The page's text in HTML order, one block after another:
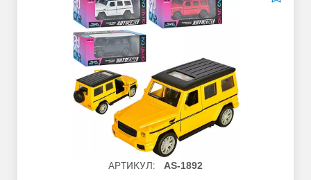
АРТИКУЛ: AS-1892